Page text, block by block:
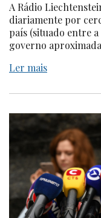
A Rádio
diariamente por
país (situado entre a
governo
Ler mais